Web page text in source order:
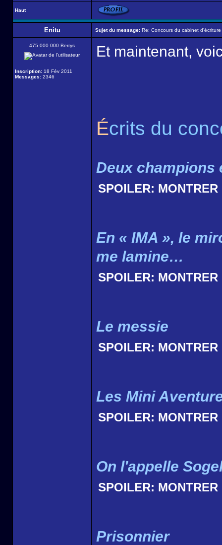
Haut
Enitu Sujet du message: Re: Concours du cabinet
475 000 000 Berrys
Inscription: 18 Fév 2011
Messages: 2346
Et maintenant,
Écrits du
Deux champions
SPOILER: MONTRER
En « IMA », le
me lamine…
SPOILER: MONTRER
Le messie
SPOILER: MONTRER
Les Mini
SPOILER: MONTRER
On l'appelle
SPOILER: MONTRER
Prisonnier